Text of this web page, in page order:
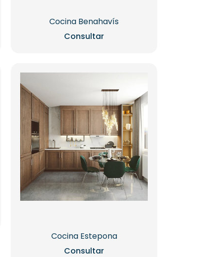
Cocina Benahavís
Consultar
Cocina Estepona
Consultar